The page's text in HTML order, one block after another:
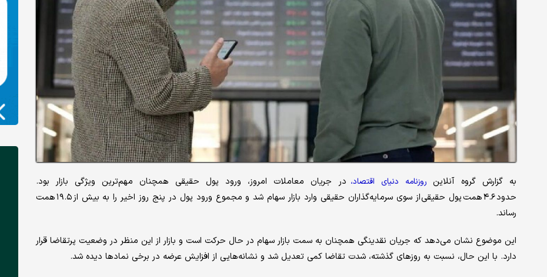
به گزارش گروه آنلاینروزنامه دنیای اقتصاد، در جریان معاملات امروز، ورود پول حقیقی همچنان مهم‌ترین ویژگی بازار بود.
حدود ۴.۶ همت پول حقیقی از سوی سرمایه‌گذاران حقیقی وارد بازار سهام شد و مجموع ورود پول در پنج روز اخیر را به بیش از ۱۹.۵ همت
رساند.
این موضوع نشان می‌دهد که جریان نقدینگی همچنان به سمت بازار سهام در حال حرکت است و بازار از این منظر در وضعیت پرتقاضا قرار
دارد. با این حال، نسبت به روزهای گذشته، شدت تقاضا کمی تعدیل شد و نشانه‌هایی از افزایش عرضه در برخی نمادها دیده شد.